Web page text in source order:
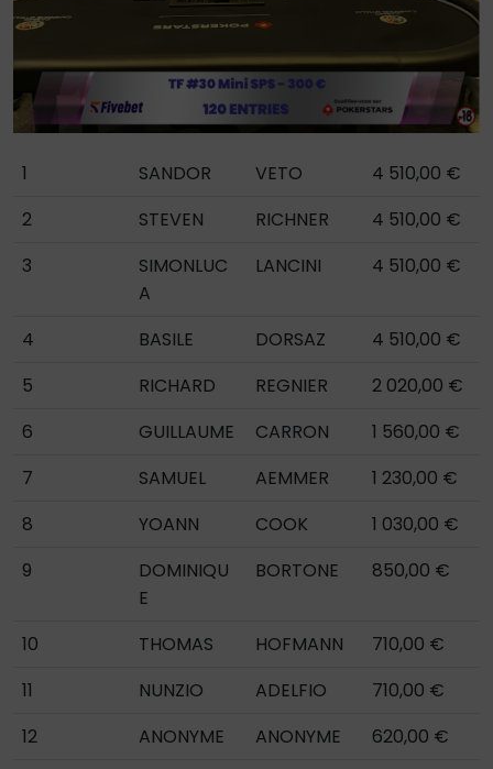
1 SANDOR VETO
4 510,00 €
2
STEVEN RICHNER
4 510,00 €
3
SIMONLUC
A
LANCINI 4 510,00 €
4 BASILE DORSAZ
4 510,00 €
5
RICHARD REGNIER
2 020,00 €
6
GUILLAUME CARRON
1 560,00 €
7
SAMUEL AEMMER
1 230,00 €
8
YOANN COOK
1 030,00 €
9
DOMINIQU
E
BORTONE 850,00 €
10 THOMAS HOFMANN
710,00 €
11
NUNZIO ADELFIO
710,00 €
12
ANONYME ANONYME
620,00 €